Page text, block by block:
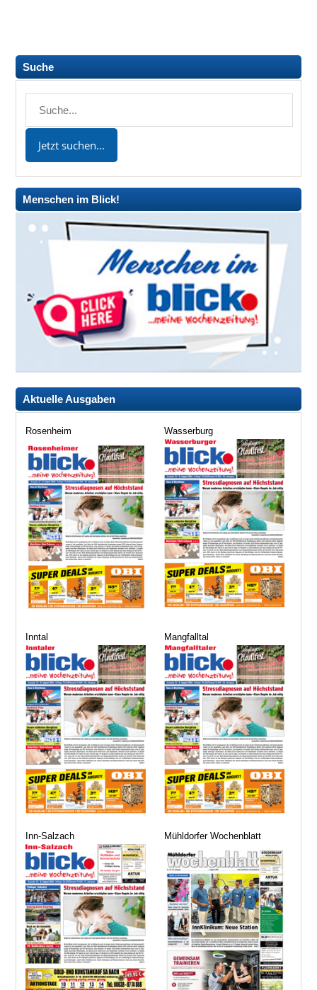
Suche
Menschen im Blick!
Aktuelle Ausgaben
Rosenheim Wasserburg
Inntal Mangfalltal
Inn-Salzach Mühldorfer Wochenblatt